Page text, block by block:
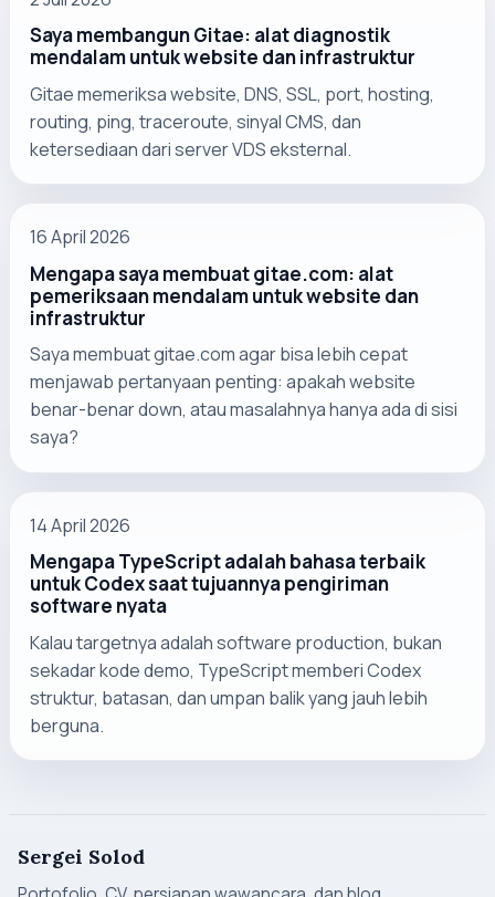
Saya membangun Gitae: alat diagnostik
mendalam untuk website dan infrastruktur
Gitae memeriksa website, DNS, SSL, port, hosting,
routing, ping, traceroute, sinyal CMS, dan
ketersediaan dari server VDS eksternal.
16 April 2026
Mengapa saya membuat gitae.com: alat
pemeriksaan mendalam untuk website dan
infrastruktur
Saya membuat gitae.com agar bisa lebih cepat
menjawab pertanyaan penting: apakah website
benar-benar down, atau masalahnya hanya ada di sisi
saya?
14 April 2026
Mengapa TypeScript adalah bahasa terbaik
untuk Codex saat tujuannya pengiriman
software nyata
Kalau targetnya adalah software production, bukan
sekadar kode demo, TypeScript memberi Codex
struktur, batasan, dan umpan balik yang jauh lebih
berguna.
Sergei Solod